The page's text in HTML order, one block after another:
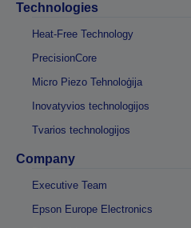
Technologies
Heat-Free Technology
PrecisionCore
Micro Piezo Tehnoloģija
Inovatyvios technologijos
Tvarios technologijos
Company
Executive Team
Epson Europe Electronics